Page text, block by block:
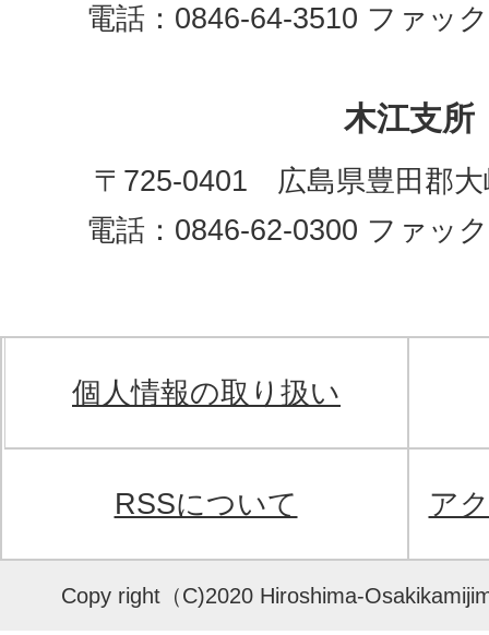
電話：0846-64-3510 ファッ
木江支所
〒725-0401 広島県豊田郡大
電話：0846-62-0300 ファッ
個人情報の取り扱い
RSSについて ア
Copy right（C)2020 Hiroshima-